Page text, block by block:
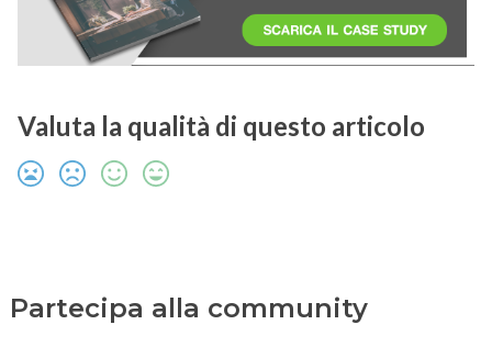
Valuta la qualità di questo articolo
Partecipa alla community